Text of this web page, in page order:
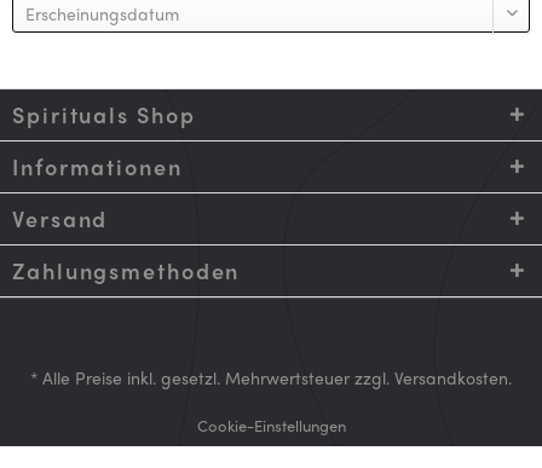
Spirituals Shop
Informationen
Versand
Zahlungsmethoden
* Alle Preise inkl. gesetzl. Mehrwertsteuer zzgl. Versandkosten.
Cookie-Einstellungen